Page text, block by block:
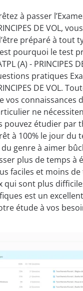
à passer
DE VOL,
préparé à tout
pourquoi le test
(A) - PRINCIPES
pratiques
DE VOL.
vos connaissances
ne
pouvez étudier par
à 100% le jour du
genre à aimer
plus de temps à
faciles et moins de
qui sont plus
est un
étude à vos